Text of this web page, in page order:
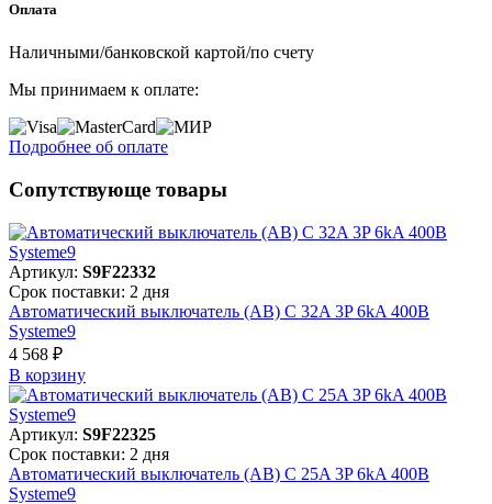
Оплата
Наличными/банковской картой/по счету
Мы принимаем к оплате:
Подробнее об оплате
Сопутствующе товары
Артикул: S9F22332
Срок поставки: 2 дня
Автоматический выключатель (АВ) C 32A 3P 6kA 400В
Systeme9
4 568 ₽
В корзинy
Артикул: S9F22325
Срок поставки: 2 дня
Автоматический выключатель (АВ) C 25A 3P 6kA 400В
Systeme9